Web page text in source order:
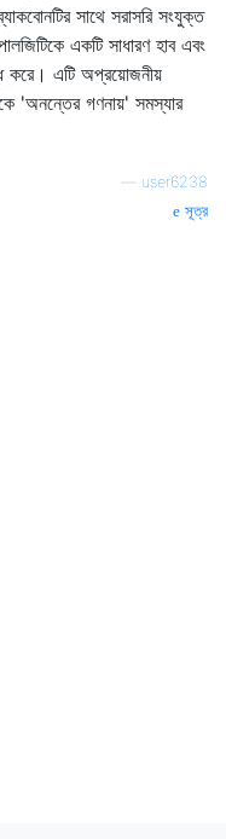
সাথে সরাসরি সংযুক্ত
একটি সাধারণ হাব এবং
করে। এটি অপ্রয়োজনীয়
'অনন্তের গণনায়' সমস্যার
user6238
সূত্র